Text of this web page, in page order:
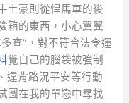
土豪則從悍馬車的後
箱的東西，小心翼翼
查”，對不符合法令運
覺自己的腦袋被強制
違背路況平安等行動
圖在我的單戀中尋找